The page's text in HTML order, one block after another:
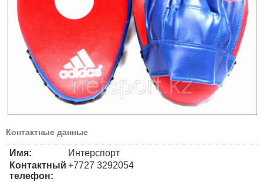
Контактные данные
Имя:
Интерспорт
Контактный
телефон:
+7727 3292054